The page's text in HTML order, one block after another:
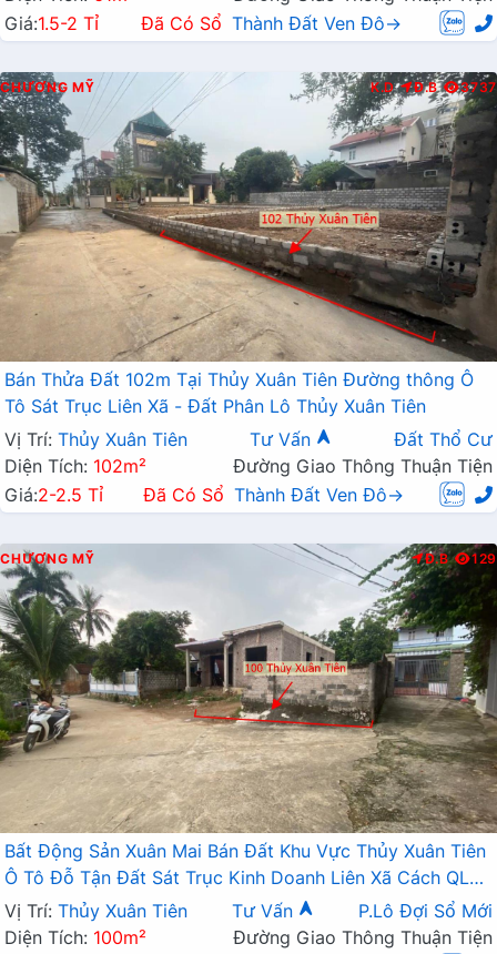
Giá:1.5-2 Tỉ Đã Có Sổ Thành Đất Ven Đô→
CHƯƠNG MỸ K.D Đ.B 3737
Bán Thửa Đất 102m Tại Thủy Xuân Tiên Đường thông Ô
Tô Sát Trục Liên Xã - Đất Phân Lô Thủy Xuân Tiên
Vị Trí: Thủy Xuân Tiên Tư Vấn
Đất Thổ Cư
Diện Tích: 102m²
Đường Giao Thông Thuận Tiện
Giá:2-2.5 Tỉ Đã Có Sổ Thành Đất Ven Đô→
CHƯƠNG MỸ Đ.B 129
Bất Động Sản Xuân Mai Bán Đất Khu Vực Thủy Xuân Tiên
Ô Tô Đỗ Tận Đất Sát Trục Kinh Doanh Liên Xã Cách QL6A
Chỉ Vài Trăm Mét
Vị Trí: Thủy Xuân Tiên Tư Vấn
P.Lô Đợi Sổ Mới
Diện Tích: 100m²
Đường Giao Thông Thuận Tiện